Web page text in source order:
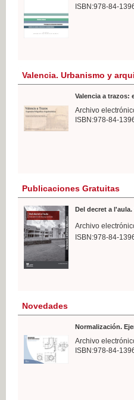
ISBN:978-84-
Valencia. Urbanismo y
Valencia a trazos:
Archivo
ISBN:978-84-
Publicaciones Gratuitas
Del decret a
Archivo
ISBN:978-84-
Novedades
Normalización.
Archivo
ISBN:978-84-